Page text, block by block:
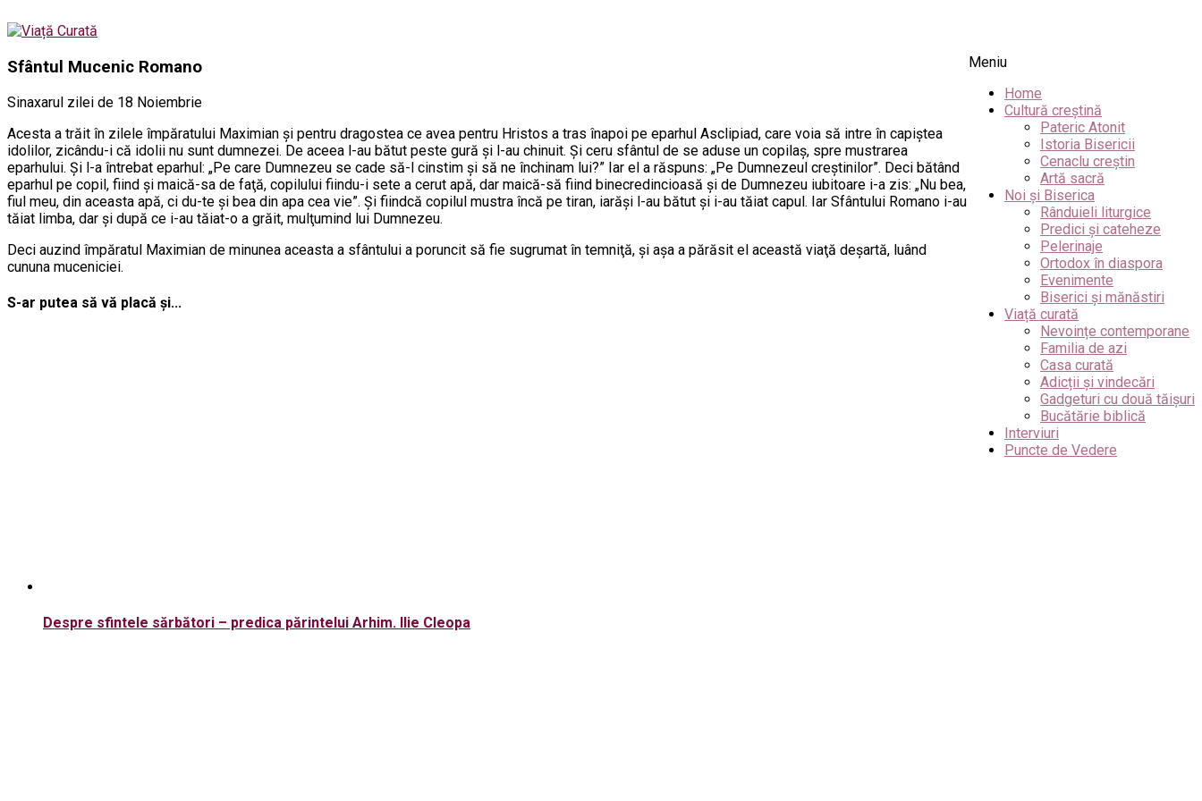
Meniu
Home
Cultură creștină
Pateric Atonit
Istoria Bisericii
Cenaclu creștin
Artă sacră
Noi și Biserica
Rânduieli liturgice
Predici și cateheze
Pelerinaje
Ortodox în diaspora
Evenimente
Biserici și mănăstiri
Viață curată
Nevoințe contemporane
Familia de azi
Casa curată
Adicții și vindecări
Gadgeturi cu două tăișuri
Bucătărie biblică
Interviuri
Puncte de Vedere
Sfântul Mucenic Romano
Sinaxarul zilei de 18 Noiembrie
Acesta a trăit în zilele împăratului Maximian şi pentru dragostea ce avea pentru Hristos a tras înapoi pe eparhul Asclipiad, care voia să intre în capiştea
idolilor, zicându-i că idolii nu sunt dumnezei. De aceea l-au bătut peste gură şi l-au chinuit. Şi ceru sfântul de se aduse un copilaş, spre mustrarea
eparhului. Şi l-a întrebat eparhul: „Pe care Dumnezeu se cade să-l cinstim şi să ne închinam lui?” Iar el a răspuns: „Pe Dumnezeul creştinilor”. Deci bătând
eparhul pe copil, fiind şi maică-sa de faţă, copilului fiindu-i sete a cerut apă, dar maică-să fiind binecredincioasă şi de Dumnezeu iubitoare i-a zis: „Nu bea,
fiul meu, din aceasta apă, ci du-te şi bea din apa cea vie”. Şi fiindcă copilul mustra încă pe tiran, iarăşi l-au bătut şi i-au tăiat capul. Iar Sfântului Romano i-au
tăiat limba, dar şi după ce i-au tăiat-o a grăit, mulţumind lui Dumnezeu.
Deci auzind împăratul Maximian de minunea aceasta a sfântului a poruncit să fie sugrumat în temniţă, şi aşa a părăsit el această viaţă deşartă, luând
cununa muceniciei.
S-ar putea să vă placă și...
Despre sfintele sărbători – predica părintelui Arhim. Ilie Cleopa